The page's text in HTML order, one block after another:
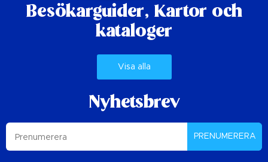
Besökarguider, Kartor och
kataloger
Visa alla
Nyhetsbrev
PRENUMERERA